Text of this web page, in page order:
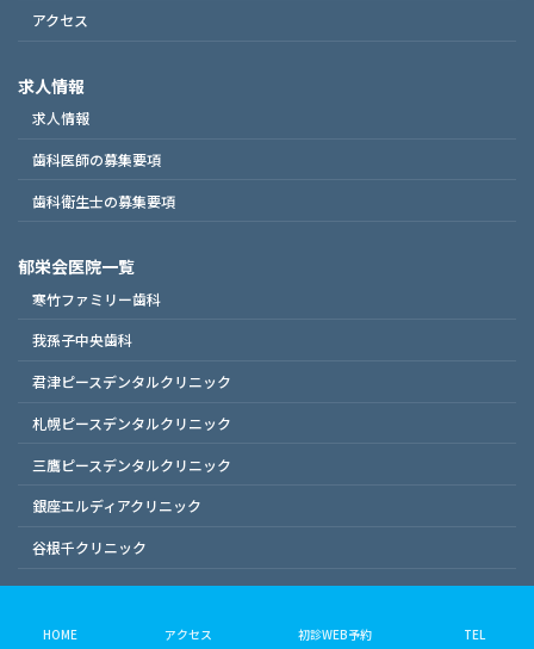
アクセス
求人情報
求人情報
歯科医師の募集要項
歯科衛生士の募集要項
郁栄会医院一覧
寒竹ファミリー歯科
我孫子中央歯科
君津ピースデンタルクリニック
札幌ピースデンタルクリニック
三鷹ピースデンタルクリニック
銀座エルディアクリニック
谷根千クリニック
HOME アクセス 初診WEB予約 TEL